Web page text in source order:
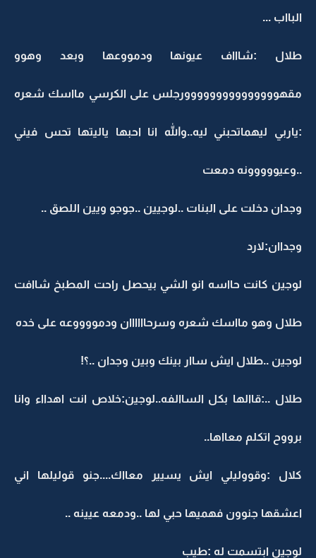
البااب ...
طلال :شاااف عيونها ودمووعها وبعد وهوو
مقهووووووووووووووورجلس على الكرسي مااسك شعره
:ياربي ليهماتحبني ليه..والله انا احبها ياليتها تحس فيني
..وعيووووونه دمعت
وجدان دخلت على البنات ..لوجيين ..جوجو ويين اللصق ..
وجداان:لارد
لوجين كانت حااسه انو الشي بيحصل راحت المطبخ شاافت
طلال وهو مااسك شعره وسرحاااااان ودمووووعه على خده
لوجين ..طلال ايش ساار بينك وبين وجدان ..؟!
طلال ..:قاالها بكل الساالفه..لوجين:خلاص انت اهدااء وانا
برووح اتكلم معااها..
كلال :وقووليلي ايش يسيير معااك....جنو قوليلها اني
اعشقها جنوون فهميها حبي لها ..ودمعه عيينه ..
لوجين ابتسمت له :طيب